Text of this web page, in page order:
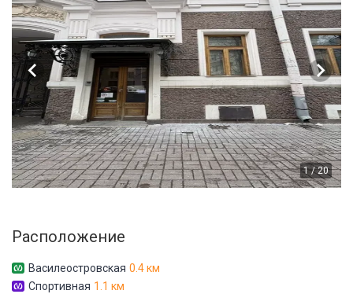
1 / 20
Расположение
Василеостровская 0.4 км
Спортивная 1.1 км